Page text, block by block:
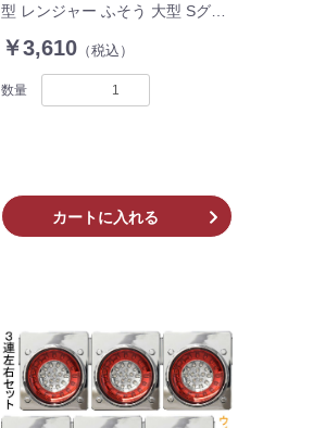
型 レンジャー ふそう 大型 Sグレ
OBH-HFLM-ML2S 2個入 トラッ
￥3,610（税込）
数量
カートに入れる